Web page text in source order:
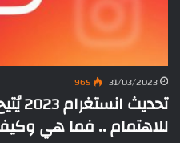
31/03/2023
965
للاهتمام .. فما هي